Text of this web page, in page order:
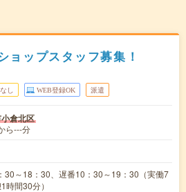
ョップスタッフ募集！
し WEB登録OK 派遣
倉北区
ら---分
～18：30、遅番10：30～19：30（実働7
時間30分）